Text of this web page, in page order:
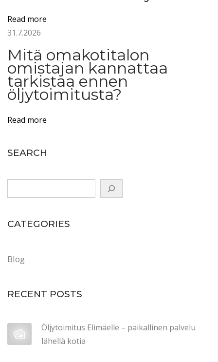
u
s
n
o
p
e
s
I
-
u
e
a
a
Read more
31.7.2026
Mitä omakotitalon
omistajan kannattaa
tarkistaa ennen
öljytoimitusta?
Read more
SEARCH
CATEGORIES
Blog
RECENT POSTS
Öljytoimitus Elimäelle – paikallinen palvelu
lähellä kotia